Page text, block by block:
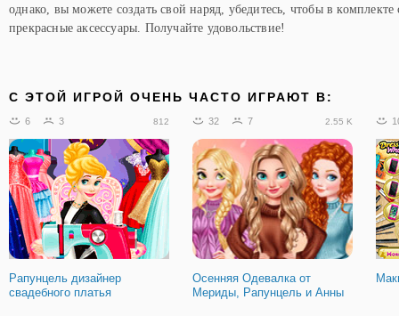
однако, вы можете создать свой наряд, убедитесь, чтобы в комплекте
прекрасные аксессуары. Получайте удовольствие!
C ЭТОЙ ИГРОЙ ОЧЕНЬ ЧАСТО ИГРАЮТ В:
6 3 812
Рапунцель дизайнер
свадебного платья
32 7 2.55 K
Осенняя Одевалка от
Мериды, Рапунцель и Анны